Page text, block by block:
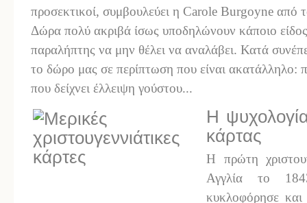
προσεκτικοί, συμβουλεύει η Carole Burgoyne από
Δώρα πολύ ακριβά ίσως υποδηλώνουν κάποιο
παραλήπτης να μην θέλει να αναλάβει. Κατά
το δώρο μας σε περίπτωση που είναι ακατάλληλο:
που δείχνει έλλειψη γούστου...
Η ψυχολογία
κάρτας
Η πρώτη
Αγγλία το
κυκλοφόρησε και